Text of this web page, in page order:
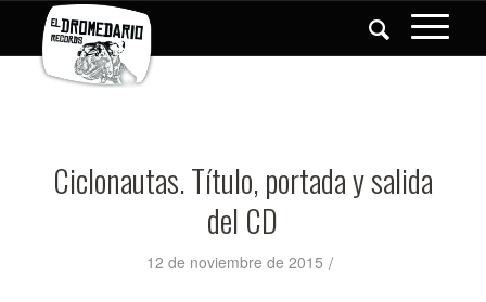
Ciclonautas. Título, portada y salida
del CD
12 de noviembre de 2015 /